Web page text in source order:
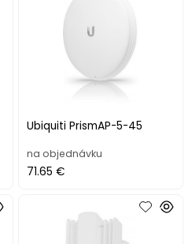
Ubiquiti PrismAP-5-45
na objednávku
71.65 €